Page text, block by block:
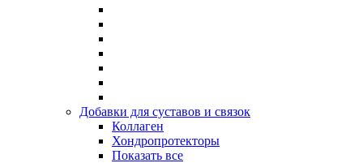
Добавки для суставов и связок
Коллаген
Хондропротекторы
Показать все